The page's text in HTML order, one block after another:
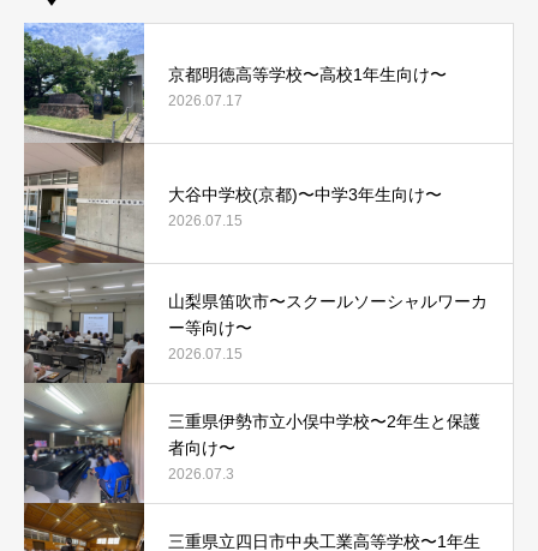
京都明徳高等学校〜高校1年生向け〜
2026.07.17
大谷中学校(京都)〜中学3年生向け〜
2026.07.15
山梨県笛吹市〜スクールソーシャルワーカ
ー等向け〜
2026.07.15
三重県伊勢市立小俣中学校〜2年生と保護
者向け〜
2026.07.3
三重県立四日市中央工業高等学校〜1年生